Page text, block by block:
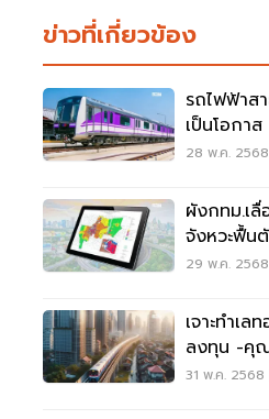
ข่าวที่เกี่ยวข้อง
รถไฟฟ้าส
เป็นโอกา
รัตนโกสิน
28 พ.ค.
ผังกทม.เลื่
จังหวะฟื้น
แนวรถไฟ
29 พ.ค.
เจาะทำเลทองร
ลงทุน -คุ
31 พ.ค. 2568